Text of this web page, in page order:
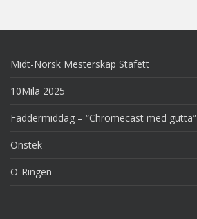
Midt-Norsk Mesterskap Stafett
10Mila 2025
Faddermiddag – “Chromecast med gutta”
Onstek
O-Ringen